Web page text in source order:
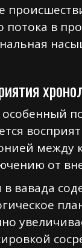
в
от
вавада